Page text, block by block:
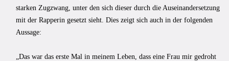
starken Zugzwang, unter den sich dieser durch die Auseinandersetzung
mit der Rapperin gesetzt sieht. Dies zeigt sich auch in der folgenden
Aussage:
„Das war das erste Mal in meinem Leben, dass eine Frau mir gedroht